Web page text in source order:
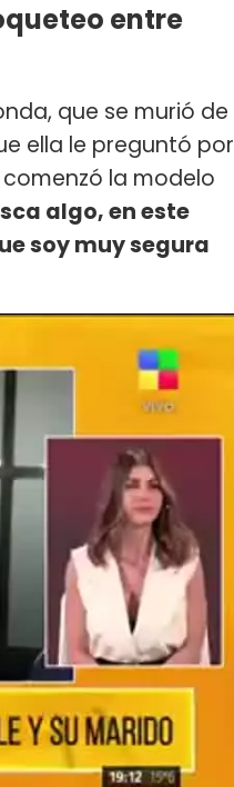
entre
que se murió de
ella le preguntó por
comenzó la modelo
algo, en este
soy muy segura